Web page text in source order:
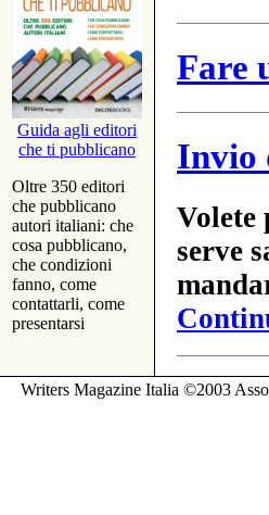
Guida agli editori
che ti pubblicano
Oltre 350 editori
che pubblicano
autori italiani: che
cosa pubblicano,
che condizioni
fanno, come
contattarli, come
presentarsi
Fare
Invio
Volete
serve
Writers Magazine Italia ©2003